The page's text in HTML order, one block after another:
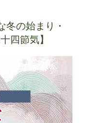
冬の始まり・
四節気】